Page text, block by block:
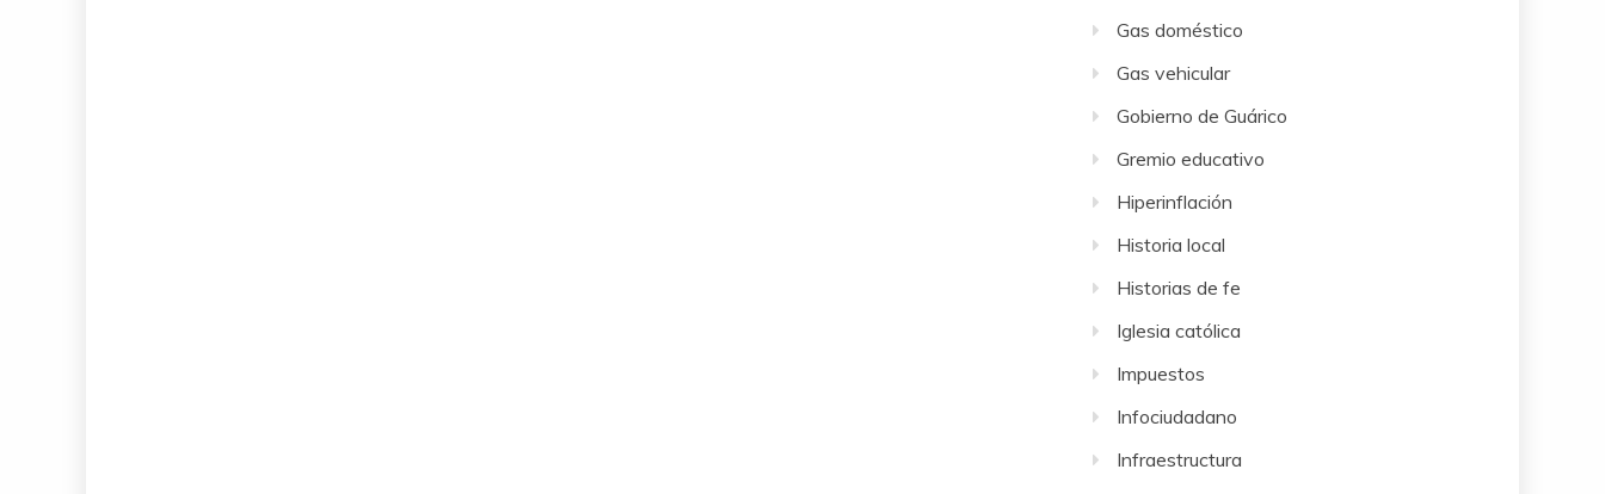
Gas doméstico
Gas vehicular
Gobierno de Guárico
Gremio educativo
Hiperinflación
Historia local
Historias de fe
Iglesia católica
Impuestos
Infociudadano
Infraestructura